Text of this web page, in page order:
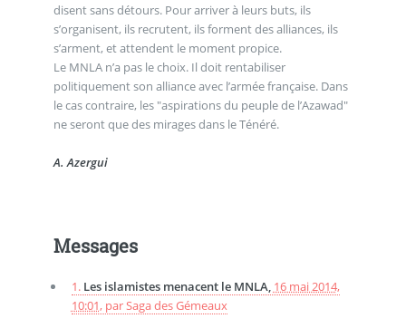
disent sans détours. Pour arriver à leurs buts, ils
s’organisent, ils recrutent, ils forment des alliances, ils
s’arment, et attendent le moment propice.
Le MNLA n’a pas le choix. Il doit rentabiliser
politiquement son alliance avec l’armée française. Dans
le cas contraire, les "aspirations du peuple de l’Azawad"
ne seront que des mirages dans le Ténéré.
A. Azergui
Messages
1. Les islamistes menacent le MNLA, 16 mai 2014,
10:01, parSaga des Gémeaux